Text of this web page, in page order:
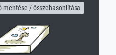
mentése / összehasonlítása